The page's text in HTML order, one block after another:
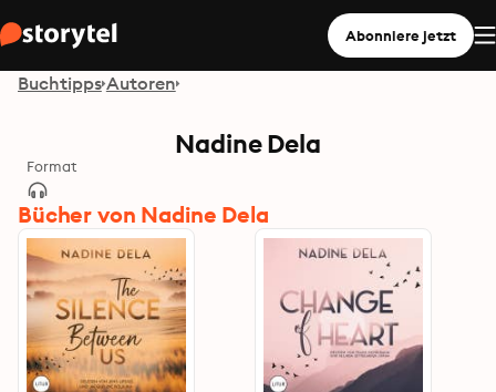
Abonniere jetzt
Buchtipps Autoren
Nadine Dela
Format
Bücher von Nadine Dela